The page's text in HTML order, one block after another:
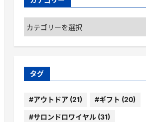
カ
ゴ
ー
タグ
#アウトドア(21) #ギフト (20)
#サロンドロワイヤル(31)